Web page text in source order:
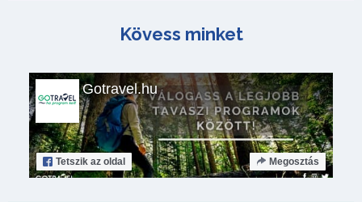
Kövess minket
Gotravel.hu
Tetszik az oldal Megosztás